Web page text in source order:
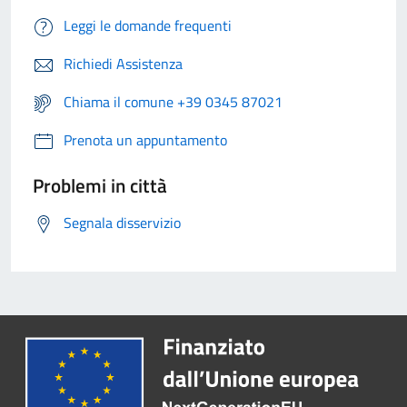
Leggi le domande frequenti
Richiedi Assistenza
Chiama il comune +39 0345 87021
Prenota un appuntamento
Problemi in città
Segnala disservizio